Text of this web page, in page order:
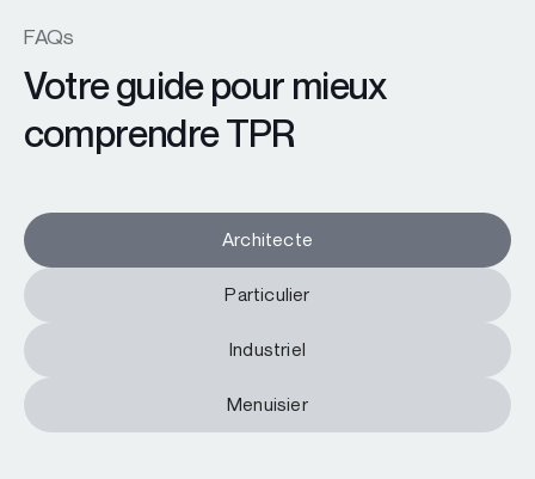
FAQs
Votre guide pour mieux
comprendre TPR
Architecte
Particulier
Industriel
Menuisier